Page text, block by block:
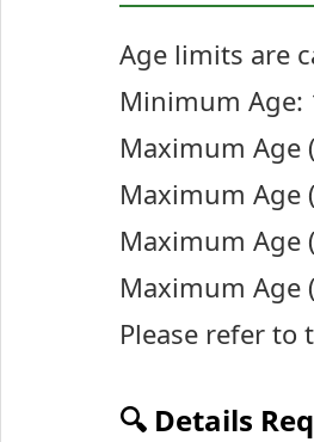
Age limits are
Minimum Age:
Maximum Age
Maximum Age
Maximum Age
Maximum Age
Please refer
🔍 Details